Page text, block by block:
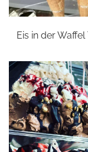
Eis in der Waffel